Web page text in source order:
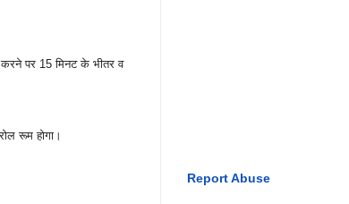
करने पर 15 मिनट के भीतर व
रूम होगा।
Report Abuse